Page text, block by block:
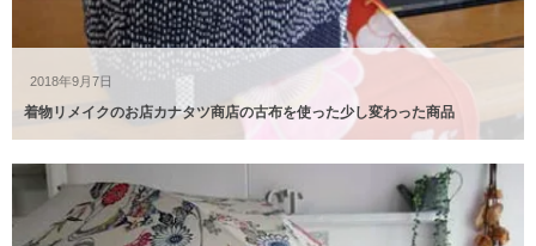
2018年9月7日
着物リメイクのお店カナタツ商店の古布を使った少し変わった商品